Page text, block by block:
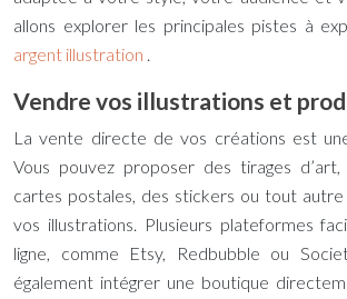
allons explorer les principales pistes à
argent illustration .
Vendre vos illustrations et
La vente directe de vos créations est
Vous pouvez proposer des tirages
cartes postales, des stickers ou tout
vos illustrations. Plusieurs plateformes
ligne, comme Etsy, Redbubble ou
également intégrer une boutique